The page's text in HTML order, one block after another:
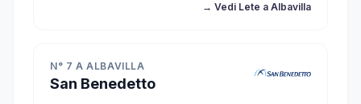
→ Vedi Lete a Albavilla
N° 7 A ALBAVILLA
San Benedetto